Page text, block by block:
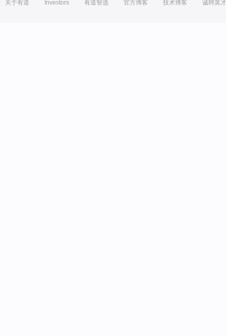
关于有道 Investors 有道智选 官方博客 技术博客 诚聘英才